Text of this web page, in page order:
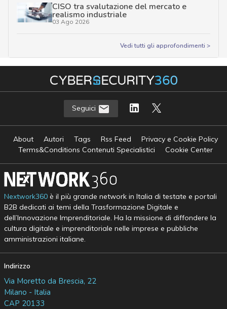
CISO tra svalutazione del mercato e
realismo industriale
03 Ago 2026
Vedi tutti gli approfondimenti >
Seguici
About Autori Tags Rss Feed
Privacy e Cookie Policy
Terms&Conditions Contenuti Specialistici
Cookie Center
Nextwork360è il più grande network in Italia di testate e portali
B2B dedicati ai temi della Trasformazione Digitale e
dell’Innovazione Imprenditoriale. Ha la missione di diffondere la
cultura digitale e imprenditoriale nelle imprese e pubbliche
amministrazioni italiane.
Indirizzo
Via Moretto da Brescia, 22
Milano - Italia
CAP 20133